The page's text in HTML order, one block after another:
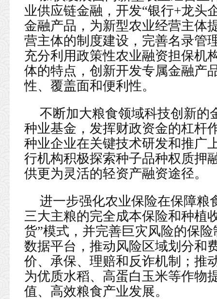
业供应链金融，开发“银行+龙头
金融产品，为新型农业经营主体
营主体的制度建设，完善名录管
充分利用政策性农业融资担保机
体的特点，创新开发专属金融产
性、覆盖面和便利性。
不断加大粮食领域科技创新的
种业基金，发挥财政资金的杠杆
种业企业在关键技术研发和推广
行机构积极探索种子品种权质押
供更为灵活的轻资产融资途径。
进一步强化农业保险在保障粮
三大主粮的完全成本保险和种植
货”模式，并完善巨灾风险的保
数据平台，推动风险区域划分和
价、承保、理赔和反诈机制；推
为优质水稻、高蛋白玉米等作物
值、高效粮食产业发展。